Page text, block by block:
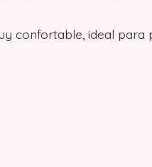
confortable, ideal para